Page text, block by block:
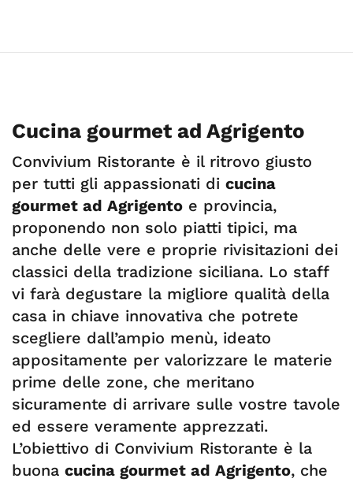
Cucina gourmet ad Agrigento
Convivium Ristorante è il ritrovo giusto
per tutti gli appassionati di cucina
gourmet ad Agrigento e provincia,
proponendo non solo piatti tipici, ma
anche delle vere e proprie rivisitazioni dei
classici della tradizione siciliana. Lo staff
vi farà degustare la migliore qualità della
casa in chiave innovativa che potrete
scegliere dall’ampio menù, ideato
appositamente per valorizzare le materie
prime delle zone, che meritano
sicuramente di arrivare sulle vostre tavole
ed essere veramente apprezzati.
L’obiettivo di Convivium Ristorante è la
buona cucina gourmet ad Agrigento, che